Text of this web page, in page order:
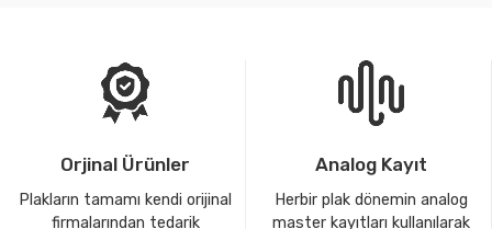
Orjinal Ürünler
Plakların tamamı kendi orijinal
firmalarından tedarik
Analog Kayıt
Herbir plak dönemin analog
master kayıtları kullanılarak